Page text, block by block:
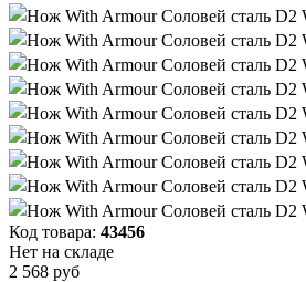
Код товара: 43456
Нет на складе
2 568 руб